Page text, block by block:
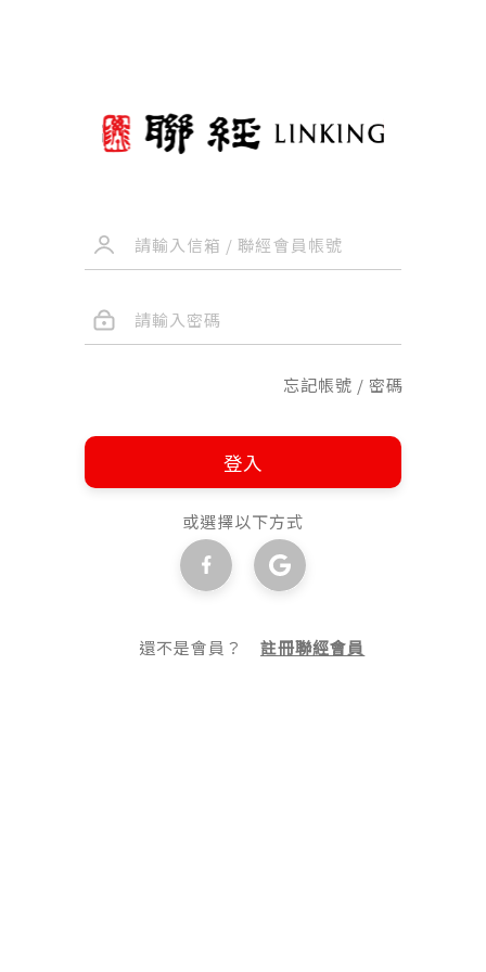
忘記帳號 / 密碼
登入
或選擇以下方式
還不是會員？註冊聯經會員